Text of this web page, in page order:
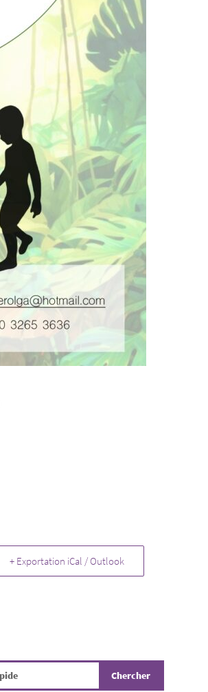
+ Exportation iCal / Outlook